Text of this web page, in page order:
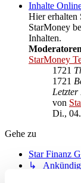
Inhalte
Hier erhalten
StarMoney
Inhalten.
StarMoney
1721
1721
von
Di.,
Gehe zu
Star Finanz
↳
↳ Inhalte